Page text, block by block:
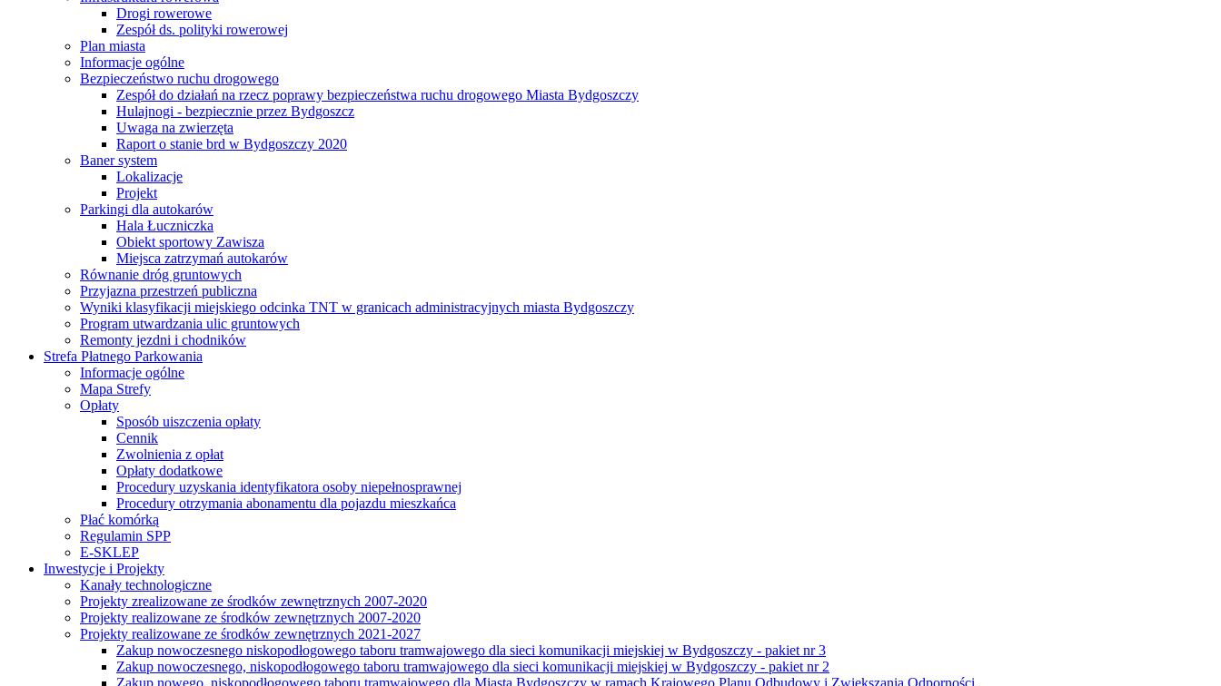
Drogi rowerowe
Zespół ds. polityki rowerowej
Plan miasta
Informacje ogólne
Bezpieczeństwo ruchu drogowego
Zespół do działań na rzecz poprawy bezpieczeństwa ruchu drogowego Miasta Bydgoszczy
Hulajnogi - bezpiecznie przez Bydgoszcz
Uwaga na zwierzęta
Raport o stanie brd w Bydgoszczy 2020
Baner system
Lokalizacje
Projekt
Parkingi dla autokarów
Hala Łuczniczka
Obiekt sportowy Zawisza
Miejsca zatrzymań autokarów
Równanie dróg gruntowych
Przyjazna przestrzeń publiczna
Wyniki klasyfikacji miejskiego odcinka TNT w granicach administracyjnych miasta Bydgoszczy
Program utwardzania ulic gruntowych
Remonty jezdni i chodników
Strefa Płatnego Parkowania
Informacje ogólne
Mapa Strefy
Opłaty
Sposób uiszczenia opłaty
Cennik
Zwolnienia z opłat
Opłaty dodatkowe
Procedury uzyskania identyfikatora osoby niepełnosprawnej
Procedury otrzymania abonamentu dla pojazdu mieszkańca
Płać komórką
Regulamin SPP
E-SKLEP
Inwestycje i Projekty
Kanały technologiczne
Projekty zrealizowane ze środków zewnętrznych 2007-2020
Projekty realizowane ze środków zewnętrznych 2007-2020
Projekty realizowane ze środków zewnętrznych 2021-2027
Zakup nowoczesnego niskopodłogowego taboru tramwajowego dla sieci komunikacji miejskiej w Bydgoszczy - pakiet nr 3
Zakup nowoczesnego, niskopodłogowego taboru tramwajowego dla sieci komunikacji miejskiej w Bydgoszczy - pakiet nr 2
Zakup nowego, niskopodłogowego taboru tramwajowego dla Miasta Bydgoszczy w ramach Krajowego Planu Odbudowy i Zwiększania Odporności